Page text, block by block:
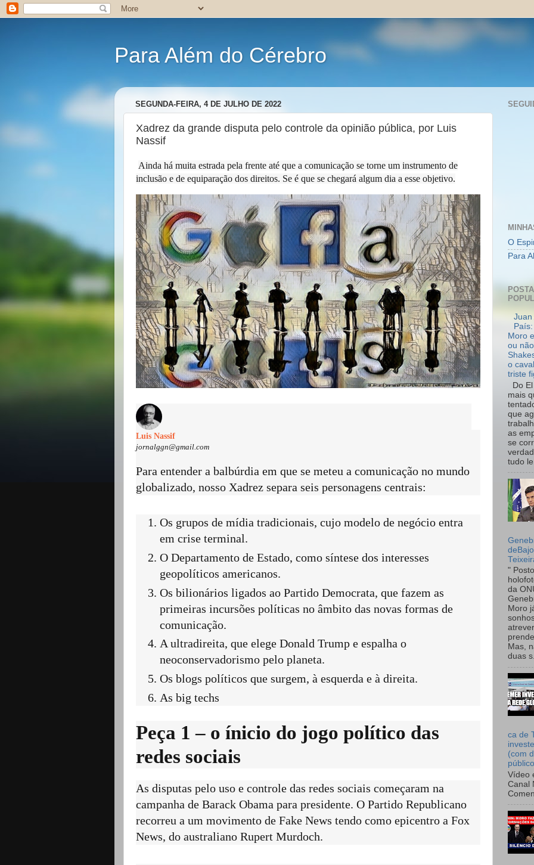
Para Além do Cérebro
SEGUNDA-FEIRA, 4 DE JULHO DE 2022
Xadrez da grande disputa pelo controle da opinião pública, por Luis
Nassif
Ainda há muita estrada pela frente até que a comunicação se torne um instrumento de
inclusão e de equiparação dos direitos. Se é que se chegará algum dia a esse objetivo.
Luis Nassif
jornalggn@gmail.com
Para entender a balbúrdia em que se meteu a comunicação no mundo
globalizado, nosso Xadrez separa seis personagens centrais:
Os grupos de mídia tradicionais, cujo modelo de negócio entra
em crise terminal.
O Departamento de Estado, como síntese dos interesses
geopolíticos americanos.
Os bilionários ligados ao Partido Democrata, que fazem as
primeiras incursões políticas no âmbito das novas formas de
comunicação.
A ultradireita, que elege Donald Trump e espalha o
neoconservadorismo pelo planeta.
Os blogs políticos que surgem, à esquerda e à direita.
As big techs
Peça 1 – o ínicio do jogo político das
redes sociais
As disputas pelo uso e controle das redes sociais começaram na
campanha de Barack Obama para presidente. O Partido Republicano
recorreu a um movimento de Fake News tendo como epicentro a Fox
News, do australiano Rupert Murdoch.
O
Para
Juan
Moro
ou
o
triste
Do
mais
que
as
se
tudo
"
da
Moro
Mas,
duas
ca de
(com
Vídeo
Canal